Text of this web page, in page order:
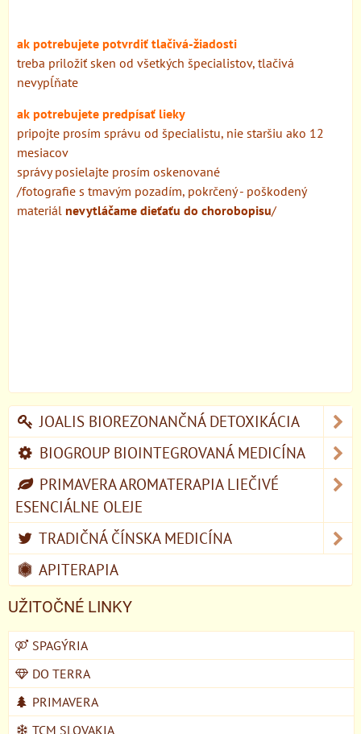
ak potrebujete potvrdiť tlačivá-žiadosti
treba priložiť sken od všetkých špecialistov, tlačivá
nevypĺňate
ak potrebujete predpísať lieky
pripojte prosím správu od špecialistu, nie staršiu ako 12
mesiacov
správy posielajte prosím oskenované
/fotografie s tmavým pozadím, pokrčený - poškodený
materiál nevytláčame dieťaťu do chorobopisu/
JOALIS BIOREZONANČNÁ DETOXIKÁCIA
BIOGROUP BIOINTEGROVANÁ MEDICÍNA
PRIMAVERA AROMATERAPIA LIEČIVÉ
ESENCIÁLNE OLEJE
TRADIČNÁ ČÍNSKA MEDICÍNA
APITERAPIA
UŽITOČNÉ LINKY
SPAGÝRIA
DO TERRA
PRIMAVERA
TCM SLOVAKIA